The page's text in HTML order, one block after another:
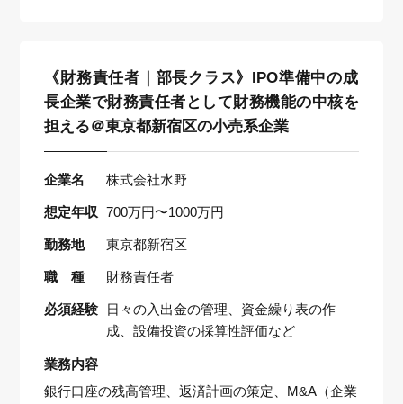
《財務責任者｜部長クラス》IPO準備中の成
長企業で財務責任者として財務機能の中核を
担える＠東京都新宿区の小売系企業
企業名 株式会社水野
想定年収 700万円〜1000万円
勤務地 東京都新宿区
職 種 財務責任者
必須経験
日々の入出金の管理、資金繰り表の作
成、設備投資の採算性評価など
業務内容
銀行口座の残高管理、返済計画の策定、M&A（企業